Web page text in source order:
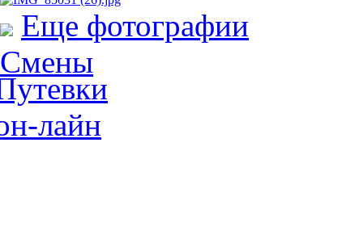
Еще фотографии
Смены
лайн